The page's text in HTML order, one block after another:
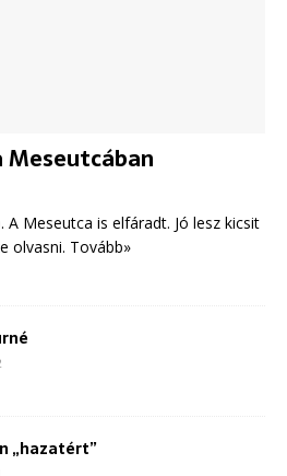
Meseutcában
Meseutca is elfáradt. Jó lesz kicsit
olvasni. Tovább»
„hazatért”